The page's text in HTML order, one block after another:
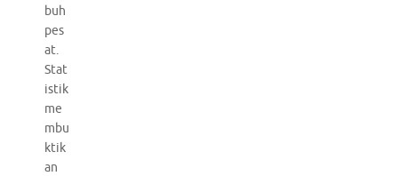
buh
pes
at.
Stat
istik
me
mbu
ktik
an